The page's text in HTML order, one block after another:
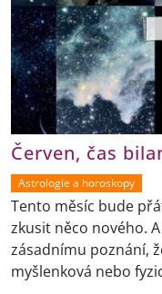
Červen, čas
Astrologie a horoskopy
Tento měsíc bude
zkusit něco nového.
zásadnímu poznání,
myšlenková nebo